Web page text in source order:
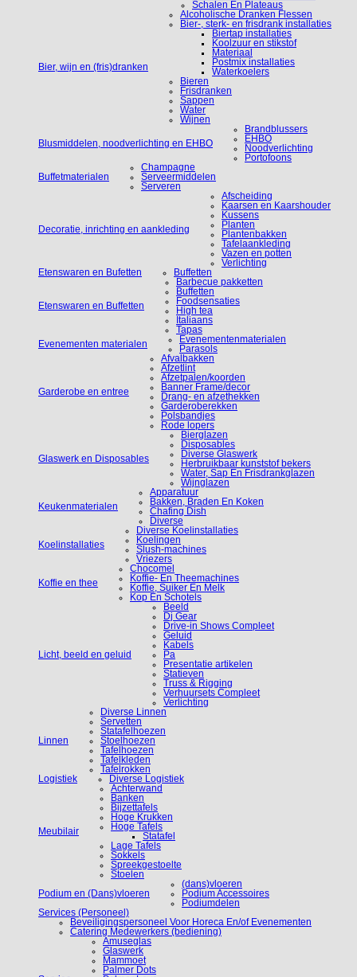
Schalen En Plateaus
Bier, wijn en (fris)dranken
Alcoholische Dranken Flessen
Bier-, sterk- en frisdrank installaties
Biertap installaties
Koolzuur en stikstof
Materiaal
Postmix installaties
Waterkoelers
Bieren
Frisdranken
Sappen
Water
Wijnen
Blusmiddelen, noodverlichting en EHBO
Brandblussers
EHBO
Noodverlichting
Portofoons
Buffetmaterialen
Champagne
Serveermiddelen
Serveren
Decoratie, inrichting en aankleding
Afscheiding
Kaarsen en Kaarshouder
Kussens
Planten
Plantenbakken
Tafelaankleding
Vazen en potten
Verlichting
Etenswaren en Bufetten
Buffetten
Etenswaren en Buffetten
Barbecue pakketten
Buffetten
Foodsensaties
High tea
Italiaans
Tapas
Evenementen materialen
Evenementenmaterialen
Parasols
Garderobe en entree
Afvalbakken
Afzetlint
Afzetpalen/koorden
Banner Frame/decor
Drang- en afzethekken
Garderoberekken
Polsbandjes
Rode lopers
Glaswerk en Disposables
Bierglazen
Disposables
Diverse Glaswerk
Herbruikbaar kunststof bekers
Water, Sap En Frisdrankglazen
Wijnglazen
Keukenmaterialen
Apparatuur
Bakken, Braden En Koken
Chafing Dish
Diverse
Koelinstallaties
Diverse Koelinstallaties
Koelingen
Slush-machines
Vriezers
Koffie en thee
Chocomel
Koffie- En Theemachines
Koffie, Suiker En Melk
Kop En Schotels
Licht, beeld en geluid
Beeld
Dj Gear
Drive-in Shows Compleet
Geluid
Kabels
Pa
Presentatie artikelen
Statieven
Truss & Rigging
Verhuursets Compleet
Verlichting
Linnen
Diverse Linnen
Servetten
Statafelhoezen
Stoelhoezen
Tafelhoezen
Tafelkleden
Tafelrokken
Logistiek
Diverse Logistiek
Meubilair
Achterwand
Banken
Bijzettafels
Hoge Krukken
Hoge Tafels
Statafel
Lage Tafels
Sokkels
Spreekgestoelte
Stoelen
Podium en (Dans)vloeren
(dans)vloeren
Podium Accessoires
Podiumdelen
Services (Personeel)
Beveiligingspersoneel Voor Horeca En/of Evenementen
Catering Medewerkers (bediening)
Amuseglas
Glaswerk
Mammoet
Palmer Dots